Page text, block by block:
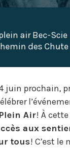
air Bec-Scie
des Chute
juin prochain,
Air! À
aux
tous! C’est